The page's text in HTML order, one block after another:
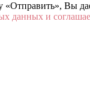
Вы
данных и